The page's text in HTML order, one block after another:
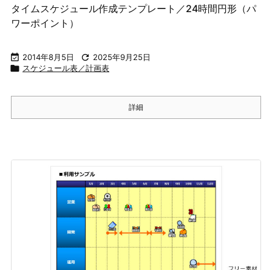
タイムスケジュール作成テンプレート／24時間円形（パ
ワーポイント）
 2014年8月5日  2025年9月25日
 スケジュール表／計画表
詳細